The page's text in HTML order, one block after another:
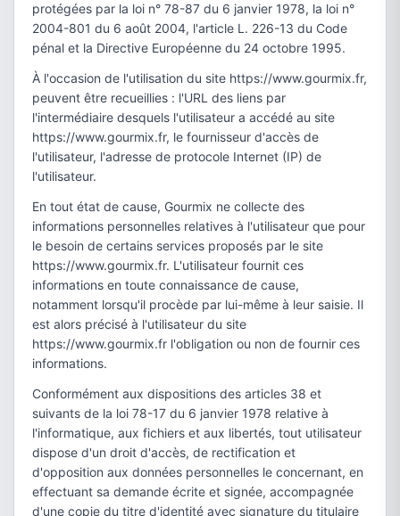
protégées par la loi n° 78-87 du 6 janvier 1978, la loi n°
2004-801 du 6 août 2004, l'article L. 226-13 du Code
pénal et la Directive Européenne du 24 octobre 1995.
À l'occasion de l'utilisation du site https://www.gourmix.fr,
peuvent être recueillies : l'URL des liens par
l'intermédiaire desquels l'utilisateur a accédé au site
https://www.gourmix.fr, le fournisseur d'accès de
l'utilisateur, l'adresse de protocole Internet (IP) de
l'utilisateur.
En tout état de cause, Gourmix ne collecte des
informations personnelles relatives à l'utilisateur que pour
le besoin de certains services proposés par le site
https://www.gourmix.fr. L'utilisateur fournit ces
informations en toute connaissance de cause,
notamment lorsqu'il procède par lui-même à leur saisie. Il
est alors précisé à l'utilisateur du site
https://www.gourmix.fr l'obligation ou non de fournir ces
informations.
Conformément aux dispositions des articles 38 et
suivants de la loi 78-17 du 6 janvier 1978 relative à
l'informatique, aux fichiers et aux libertés, tout utilisateur
dispose d'un droit d'accès, de rectification et
d'opposition aux données personnelles le concernant, en
effectuant sa demande écrite et signée, accompagnée
d'une copie du titre d'identité avec signature du titulaire